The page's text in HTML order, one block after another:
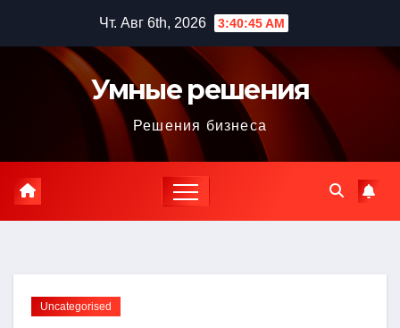
содержимому
Чт. Авг 6th, 2026 3:40:46 AM
Умные решения
Решения бизнеса
Uncategorised